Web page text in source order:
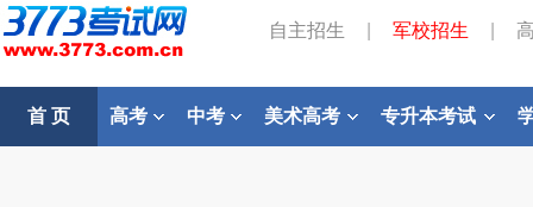
自主招生 军校招生
首 页 高考 中考 美术高考 专升本考试